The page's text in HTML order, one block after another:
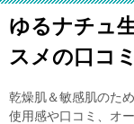
ゆるナチュ
スメの口コ
乾燥肌＆敏感肌のた
使用感や口コミ、オ